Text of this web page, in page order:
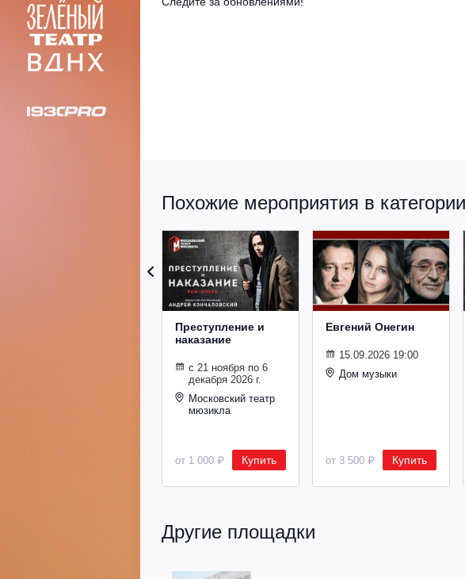
Похожие мероприятия в
Преступление и
наказание
с 21 ноября по 6
декабря 2026 г.
Московский театр
мюзикла
от 1 000 ₽ Купить
Евгений Онегин
15.09.2026 19:00
Дом музыки
от 3 500 ₽ Купить
Другие площадки